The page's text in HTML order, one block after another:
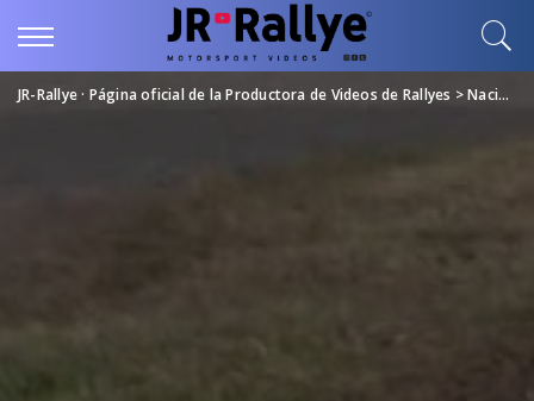
JR-Rallye · Página oficial de la Productora de Videos de Rallyes >Nacional